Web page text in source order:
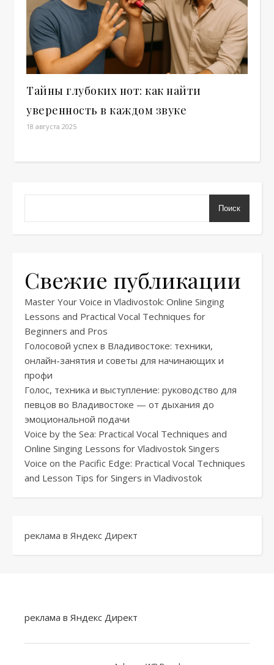
Тайны глубоких нот: как найти
уверенность в каждом звуке
18 августа 2025
Поиск
Свежие публикации
Master Your Voice in Vladivostok: Online Singing
Lessons and Practical Vocal Techniques for
Beginners and Pros
Голосовой успех в Владивостоке: техники,
онлайн-занятия и советы для начинающих и
профи
Голос, техника и выступление: руководство для
певцов во Владивостоке — от дыхания до
эмоциональной подачи
Voice by the Sea: Practical Vocal Techniques and
Online Singing Lessons for Vladivostok Singers
Voice on the Pacific Edge: Practical Vocal Techniques
and Lesson Tips for Singers in Vladivostok
реклама в Яндекс Директ
реклама в Яндекс Директ